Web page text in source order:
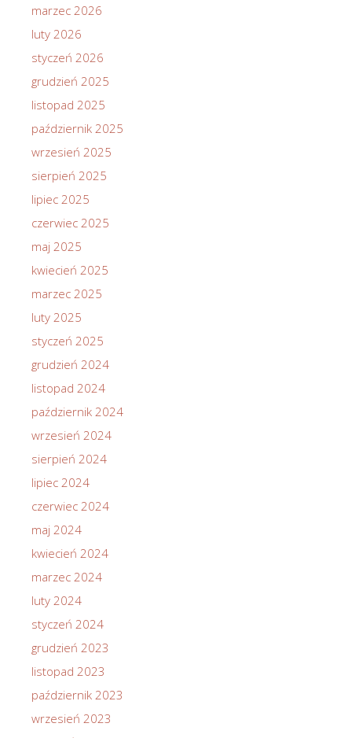
marzec 2026
luty 2026
styczeń 2026
grudzień 2025
listopad 2025
październik 2025
wrzesień 2025
sierpień 2025
lipiec 2025
czerwiec 2025
maj 2025
kwiecień 2025
marzec 2025
luty 2025
styczeń 2025
grudzień 2024
listopad 2024
październik 2024
wrzesień 2024
sierpień 2024
lipiec 2024
czerwiec 2024
maj 2024
kwiecień 2024
marzec 2024
luty 2024
styczeń 2024
grudzień 2023
listopad 2023
październik 2023
wrzesień 2023